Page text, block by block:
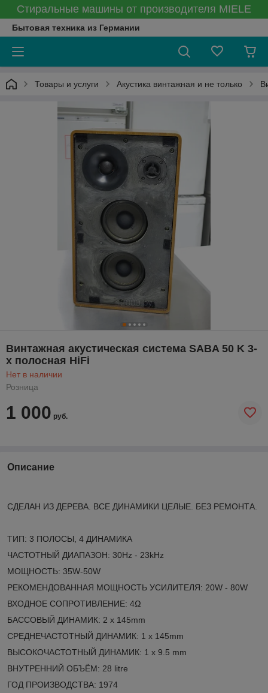
Стиральные машины от производителя MIELE
Бытовая техника из Германии
Товары и услуги Акустика винтажная и не только
Винтажная акустическая система SABA 50 K 3-
х полосная HiFi
Нет в наличии
Розница
1 000 руб.
Описание
СДЕЛАН ИЗ ДЕРЕВА. ВСЕ ДИНАМИКИ ЦЕЛЫЕ. БЕЗ РЕМОНТА.
ТИП: 3 ПОЛОСЫ, 4 ДИНАМИКА
ЧАСТОТНЫЙ ДИАПАЗОН: 30Hz - 23kHz
МОЩНОСТЬ: 35W-50W
РЕКОМЕНДОВАННАЯ МОЩНОСТЬ УСИЛИТЕЛЯ: 20W - 80W
ВХОДНОЕ СОПРОТИВЛЕНИЕ: 4Ω
БАССОВЫЙ ДИНАМИК: 2 x 145mm
СРЕДНЕЧАСТОТНЫЙ ДИНАМИК: 1 x 145mm
ВЫСОКОЧАСТОТНЫЙ ДИНАМИК: 1 x 9.5 mm
ВНУТРЕННИЙ ОБЪЁМ: 28 litre
ГОД ПРОИЗВОДСТВА: 1974